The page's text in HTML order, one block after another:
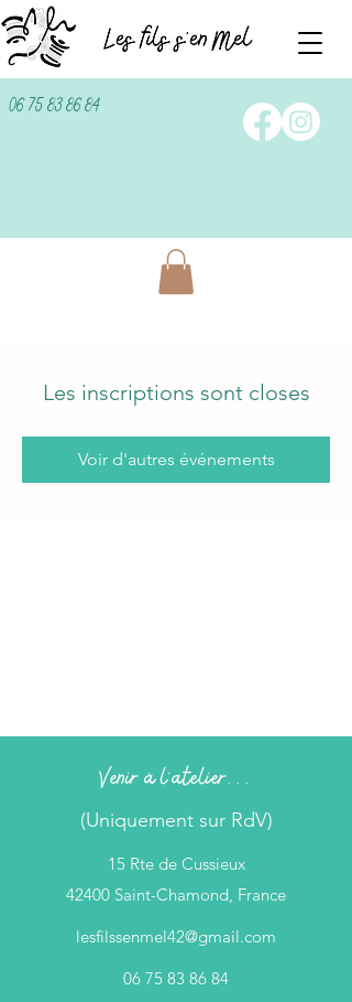
06 75 83 86 84
Les inscriptions sont closes
Voir d'autres événements
Venir à l'atelier...
(Uniquement sur RdV)
15 Rte de Cussieux
42400 Saint-Chamond, France
lesfilssenmel42@gmail.com
06 75 83 86 84